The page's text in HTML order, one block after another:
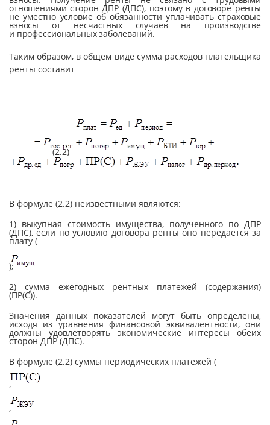
отношениями сторон ДПР (ДПС), поэтому в до­го­во­ре ренты
не уместно условие об обязанности уплачивать страховые
взно­сы от несчастных случаев на производстве
и профессиональных заболеваний.
Таким образом, в общем виде сумма расходов плательщика
ренты составит
(2.2)
В формуле (2.2) неизвестными являются:
1) выкупная стоимость имущества, полученного по ДПР
(ДПС), если по условию договора ренты оно передается за
плату (
);
2) сумма ежегодных рентных платежей (содержания)
(ПР(С)).
Значения данных показателей могут быть определены,
исходя из уравнения финансовой эквивалентности, они
должны удовлетворять экономические интересы обеих
сторон ДПР (ДПС).
В формуле (2.2) суммы периодических платежей (
,
,